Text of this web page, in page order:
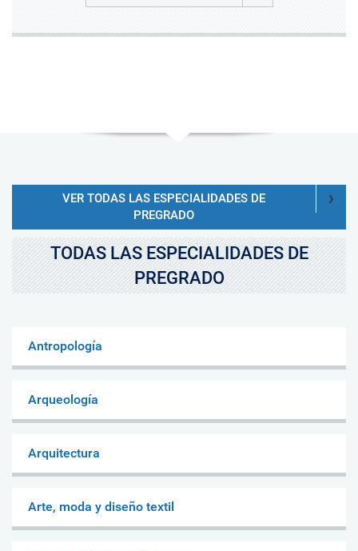
VER TODAS LAS ESPECIALIDADES DE
PREGRADO
TODAS LAS ESPECIALIDADES DE
PREGRADO
Antropología
Arqueología
Arquitectura
Arte, moda y diseño textil